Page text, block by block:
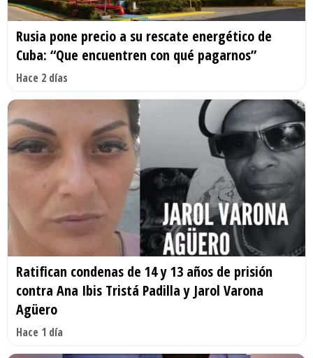
Rusia pone precio a su rescate energético de
Cuba: “Que encuentren con qué pagarnos”
Hace 2 días
Ratifican condenas de 14 y 13 años de prisión
contra Ana Ibis Tristá Padilla y Jarol Varona
Agüero
Hace 1 día